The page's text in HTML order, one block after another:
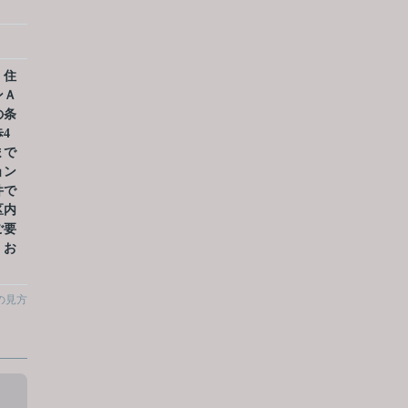
住
条
4
で
ン
で
内
要
お
見方